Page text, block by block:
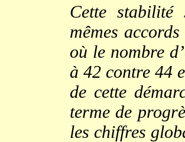
Cette
mêmes
où le nombre
à 42 contre 44
de cette
terme de
les chiffres